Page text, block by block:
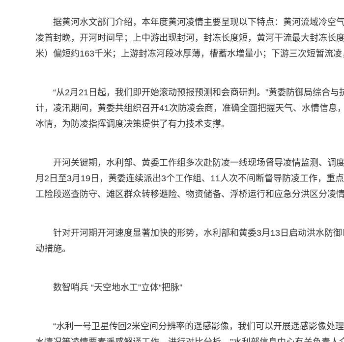
据黄河水文部门介绍，本年度黄河凌情主要呈现以下特点：黄河流域冷空
凌首封晚，开河时间早；上中游出现封河，封冻长度短，黄河干流最大封冻长
米）偏短约163千米；上游封冻河段冰厚薄，槽蓄水增量小；下游三次短暂流凌
“从2月21日起，我们即开始滚动预报预测和会商研判。”黄委防御局综合
计，凌汛期间，黄委共组织召开41次防凌会商，准确全面把握天气、水情信息
冰情，为防凌指挥调度决策提供了有力技术支撑。
开河关键期，水利部、黄委工作组多次赴防凌一线现场督导凌情监测、调
月2日至3月19日，黄委连续派出3个工作组、11人次不间断督导防凌工作，重
工险段巡查防守、滩区群众转移避险、物资储备、浮桥运行和应急分洪区分凌情
针对开河期开河速度显著加快的形势，水利部和黄委3月13日启动洪水防
动措施。
数智哨兵 “天空地水工”立体“把脉”
“水利一号卫星传回2米空间分辨率的遥感影像，我们可以开展遥感影像处